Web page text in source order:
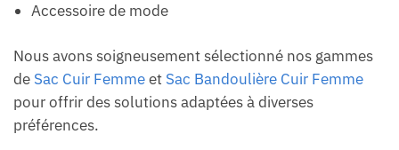
Accessoire de mode
Nous avons soigneusement sélectionné nos gammes
de Sac Cuir Femmeet Sac Bandoulière Cuir Femme
pour offrir des solutions adaptées à diverses
préférences.